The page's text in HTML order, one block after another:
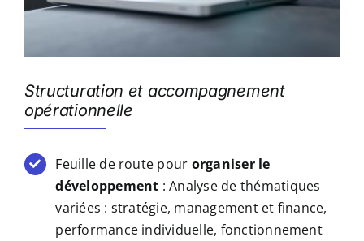
Structuration et accompagnement
opérationnelle
Feuille de route pour organiser le
développement : Analyse de thématiques
variées : stratégie, management et finance,
performance individuelle, fonctionnement